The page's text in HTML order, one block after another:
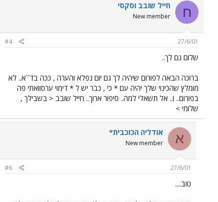
ח חייל שובב וסקסי
New member
27/6/01
#4
שלום גם לך..
ברוכה הבאה לפורום שיהיה לך גם יום נפלא והערה , ככה בד``א.. לא
מומלץ שהכינוי שלך יהיה עם * כי , כבר יש ל * דימוי ערסוואתי פה
בפורום.. ו.. אל תשאלי למה.. סיפור ארוך.. חייל שובב < בשבילך ,
שלומי >
א אודליה הכוכבית*
New member
27/6/01
#6
טוב....